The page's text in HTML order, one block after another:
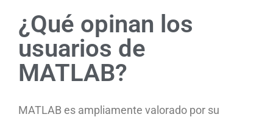
¿Qué opinan los
usuarios de
MATLAB?
MATLAB es ampliamente valorado por su